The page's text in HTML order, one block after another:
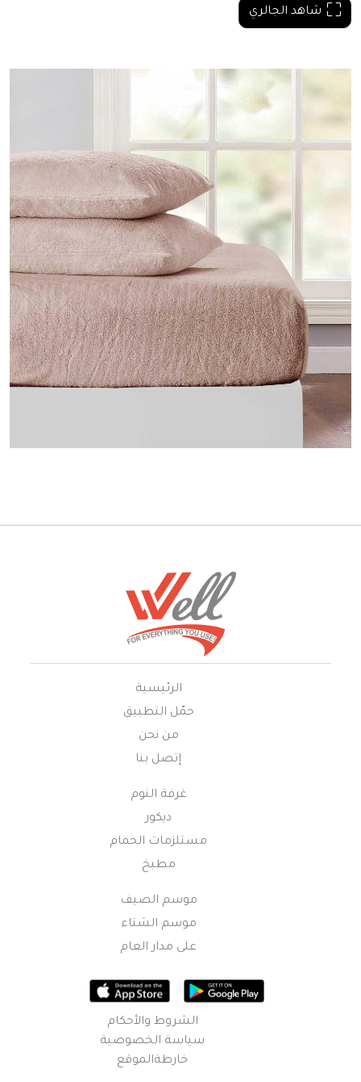
شاهد الجالري
الرئيسية
حمّل التطبيق
من نحن
إتصل بنا
غرفة النوم
ديكور
مستلزمات الحمام
مطبخ
موسم الصيف
موسم الشتاء
على مدار العام
الشروط والأحكام
سياسة الخصوصية
خارطةالموقع